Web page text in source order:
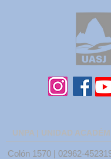
UNPA | UNIDAD
Colón 1570 | 02962-